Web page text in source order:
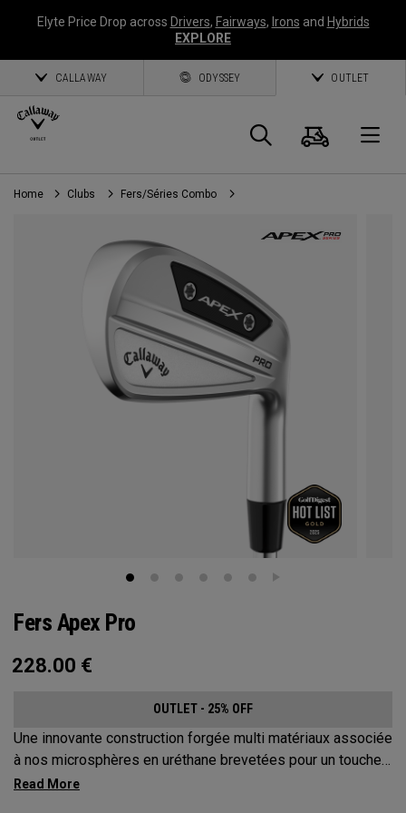
Elyte Price Drop across Drivers, Fairways, Irons and Hybrids
EXPLORE
CALLAWAY ODYSSEY OUTLET
Panier
Home Clubs Fers/Séries Combo
Fers Apex Pro
228.00 €
OUTLET - 25% OFF
Une innovante construction forgée multi matériaux associée
à nos microsphères en uréthane brevetées pour un toucher
inégalé. Une toute nouvelle face progressive conçue pour